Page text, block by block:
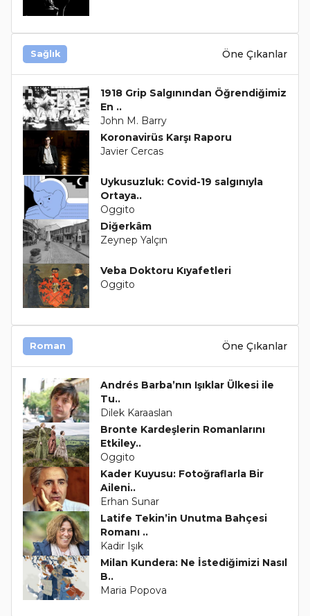
Sağlık Öne Çıkanlar
1918 Grip Salgınından Öğrendiğimiz
En ..
John M. Barry
Koronavirüs Karşı Raporu
Javier Cercas
Uykusuzluk: Covid-19 salgınıyla
Ortaya..
Oggito
Diğerkâm
Zeynep Yalçın
Veba Doktoru Kıyafetleri
Oggito
Roman Öne Çıkanlar
Andrés Barba’nın Işıklar Ülkesi ile
Tu..
Dilek Karaaslan
Bronte Kardeşlerin Romanlarını
Etkiley..
Oggito
Kader Kuyusu: Fotoğraflarla Bir
Aileni..
Erhan Sunar
Latife Tekin’in Unutma Bahçesi
Romanı ..
Kadir Işık
Milan Kundera: Ne İstediğimizi Nasıl
B..
Maria Popova